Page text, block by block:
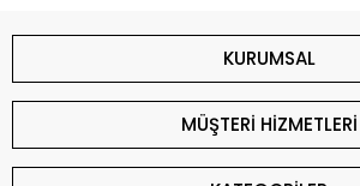
KURUMSAL
MÜŞTERİ HİZMETLERİ